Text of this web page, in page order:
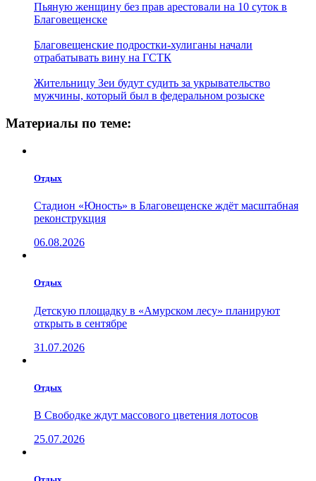
Пьяную женщину без прав арестовали на 10 суток в
Благовещенске
Благовещенские подростки-хулиганы начали
отрабатывать вину на ГСТК
Жительницу Зеи будут судить за укрывательство
мужчины, который был в федеральном розыске
Материалы по теме:
Отдых
Стадион «Юность» в Благовещенске ждёт масштабная
реконструкция
06.08.2026
Отдых
Детскую площадку в «Амурском лесу» планируют
открыть в сентябре
31.07.2026
Отдых
В Свободке ждут массового цветения лотосов
25.07.2026